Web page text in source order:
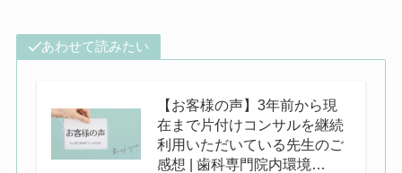
あわせて読みたい
【お客様の声】3年前から現
在まで片付けコンサルを継続
利用いただいている先生のご
感想 | 歯科専門院内環境…